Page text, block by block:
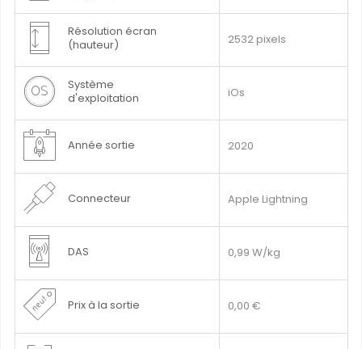
Résolution écran
(hauteur)
2532 pixels
Système
d'exploitation
iOs
Année sortie 2020
Connecteur Apple Lightning
DAS 0,99 W/kg
Prix à la sortie 0,00 €